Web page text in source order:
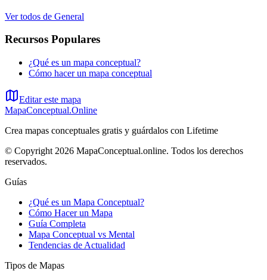
Ver todos de General
Recursos Populares
¿Qué es un mapa conceptual?
Cómo hacer un mapa conceptual
Editar este mapa
MapaConceptual.Online
Crea mapas conceptuales gratis y guárdalos con Lifetime
© Copyright 2026 MapaConceptual.online. Todos los derechos
reservados.
Guías
¿Qué es un Mapa Conceptual?
Cómo Hacer un Mapa
Guía Completa
Mapa Conceptual vs Mental
Tendencias de Actualidad
Tipos de Mapas